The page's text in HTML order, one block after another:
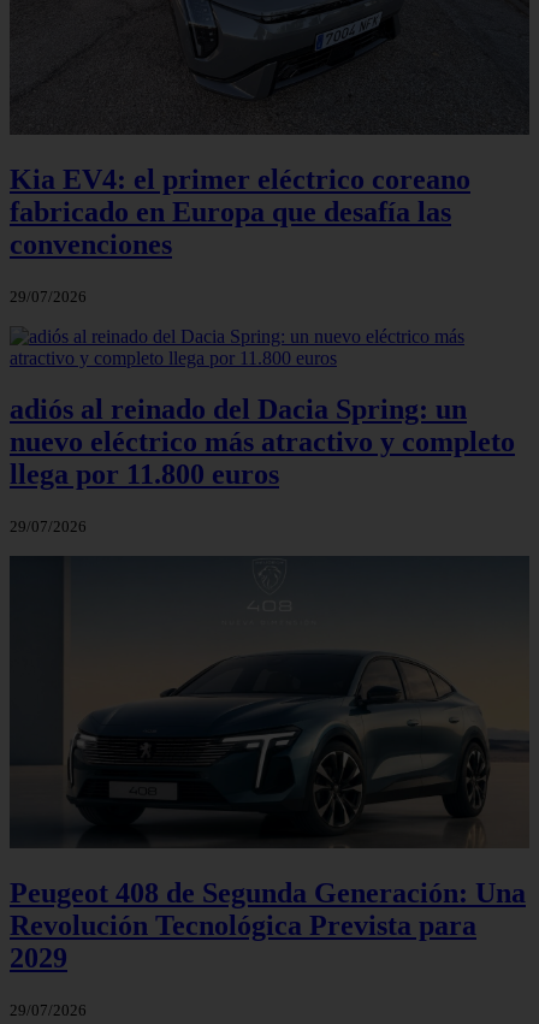
Kia EV4: el primer eléctrico coreano
fabricado en Europa que desafía las
convenciones
29/07/2026
adiós al reinado del Dacia Spring: un
nuevo eléctrico más atractivo y completo
llega por 11.800 euros
29/07/2026
Peugeot 408 de Segunda Generación: Una
Revolución Tecnológica Prevista para
2029
29/07/2026